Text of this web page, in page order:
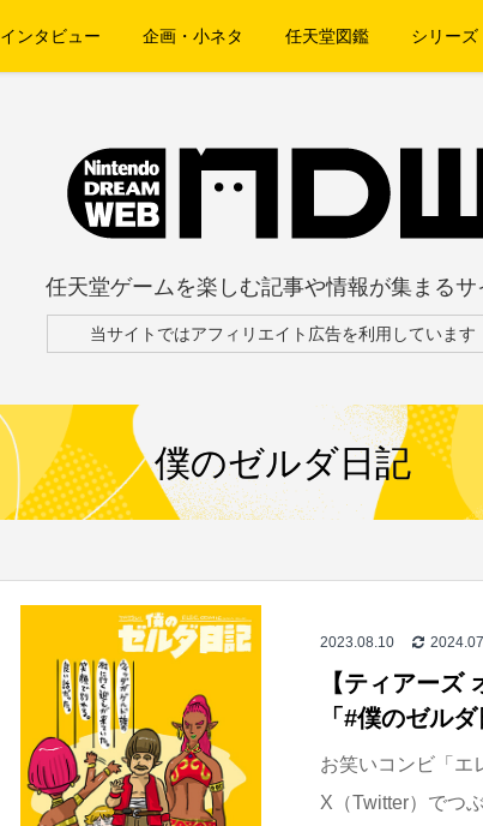
インタビュー 企画・小ネタ 任天堂図鑑 シリーズ
任天堂ゲームを楽しむ記事や情報が集まるサ
当サイトではアフィリエイト広告を利用しています
僕のゼルダ日記
2023.08.10
【ティアーズ
「#僕のゼル
お笑いコンビ「エ
X（Twitter）でつ